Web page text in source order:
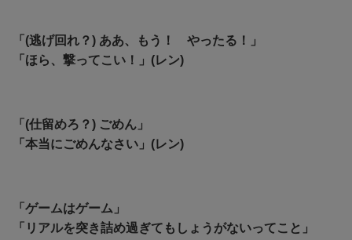
「(逃げ回れ？) ああ、もう！ やったる！」
「ほら、撃ってこい！」(レン)
「(仕留めろ？) ごめん」
「本当にごめんなさい」(レン)
「ゲームはゲーム」
「リアルを突き詰め過ぎてもしょうがないってこと」